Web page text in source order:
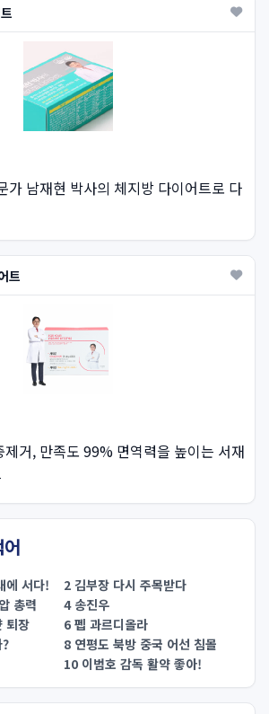
가 남재현 박사의 체지방 다이어트로 다
트
제거, 만족도 99% 면역력을 높이는 서재
에 서다!
2 김부장 다시 주목받다
총력
4 송진우
퇴장
6 펩 과르디올라
8 연평도 북방 중국 어선 침몰
10 이범호 감독 활약 좋아!